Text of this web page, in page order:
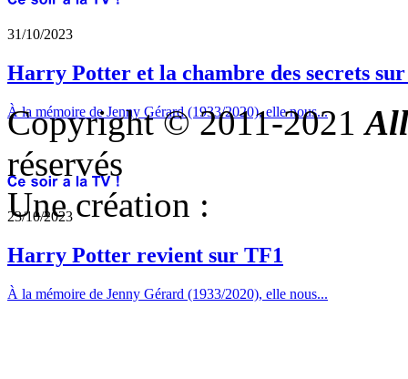
31/10/2023
Harry Potter et la chambre des secrets
À la mémoire de Jenny Gérard (1933/2020), elle nous...
23/10/2023
Harry Potter revient sur TF1
À la mémoire de Jenny Gérard (1933/2020), elle nous...
Copyright © 2011-2021
réservés
Une création :